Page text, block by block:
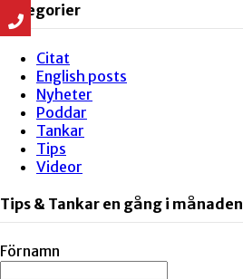
Kategorier
Citat
English posts
Nyheter
Poddar
Tankar
Tips
Videor
Tips & Tankar en gång i månaden
Förnamn